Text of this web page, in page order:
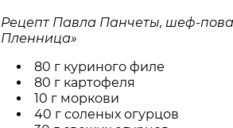
Рецепт Павла Панчеты, шеф-
Пленница»
80 г куриного филе
80 г картофеля
10 г моркови
40 г соленых огурцов